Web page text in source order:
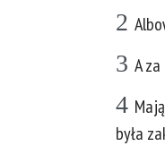
2
3 A
4
była